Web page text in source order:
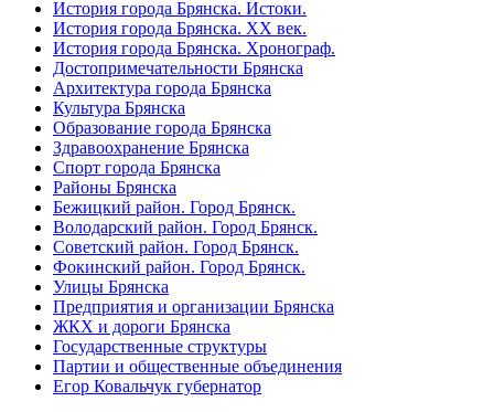
История города Брянска. Истоки.
История города Брянска. XX век.
История города Брянска. Хронограф.
Достопримечательности Брянска
Архитектура города Брянска
Культура Брянска
Образование города Брянска
Здравоохранение Брянска
Спорт города Брянска
Районы Брянска
Бежицкий район. Город Брянск.
Володарский район. Город Брянск.
Советский район. Город Брянск.
Фокинский район. Город Брянск.
Улицы Брянска
Предприятия и организации Брянска
ЖКХ и дороги Брянска
Государственные структуры
Партии и общественные объединения
Егор Ковальчук губернатор